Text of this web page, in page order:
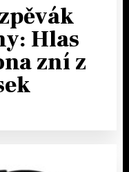
Hlas
zní z